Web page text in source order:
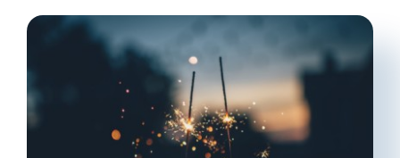
Mijn NBC Eelman & Partners
Nieuws